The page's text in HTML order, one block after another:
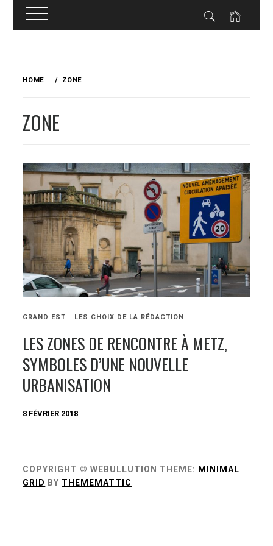
HOME ZONE
ZONE
GRAND EST LES CHOIX DE LA RÉDACTION
LES ZONES DE RENCONTRE À METZ,
SYMBOLES D’UNE NOUVELLE
URBANISATION
8 FÉVRIER 2018
COPYRIGHT © WEBULLUTION THEME: MINIMAL
GRID BY THEMEMATTIC